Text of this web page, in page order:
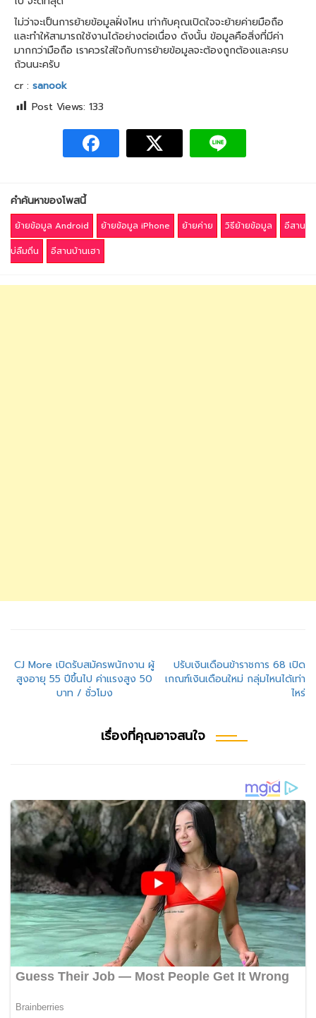
ไม่ว่าจะเป็นการย้ายข้อมูลฝั่งไหน เท่ากับคุณเปิดใจจะย้ายค่ายมือถือ
และทำให้สามารถใช้งานได้อย่างต่อเนื่อง ดังนั้น ข้อมูลคือสิ่งที่มีค่า
มากกว่ามือถือ เราควรใส่ใจกับการย้ายข้อมูลจะต้องถูกต้องและครบ
ถ้วนนะครับ
cr : sanook
Post Views: 133
คำค้นหาของโพสนี้
ย้ายข้อมูล Android ย้ายข้อมูล iPhone ย้ายค่าย วิธีย้ายข้อมูล
อีสาน
บ่ลืมถิ่น
อีสานบ้านเฮา
แนะแนว
เรื่อง
CJ More เปิดรับสมัครพนักงาน ผู้
สูงอายุ 55 ปีขึ้นไป ค่าแรงสูง 50
บาท / ชั่วโมง
ปรับเงินเดือนข้าราชการ 68 เปิด
เกณฑ์เงินเดือนใหม่ กลุ่มไหนได้เท่า
ไหร่
เรื่องที่คุณอาจสนใจ